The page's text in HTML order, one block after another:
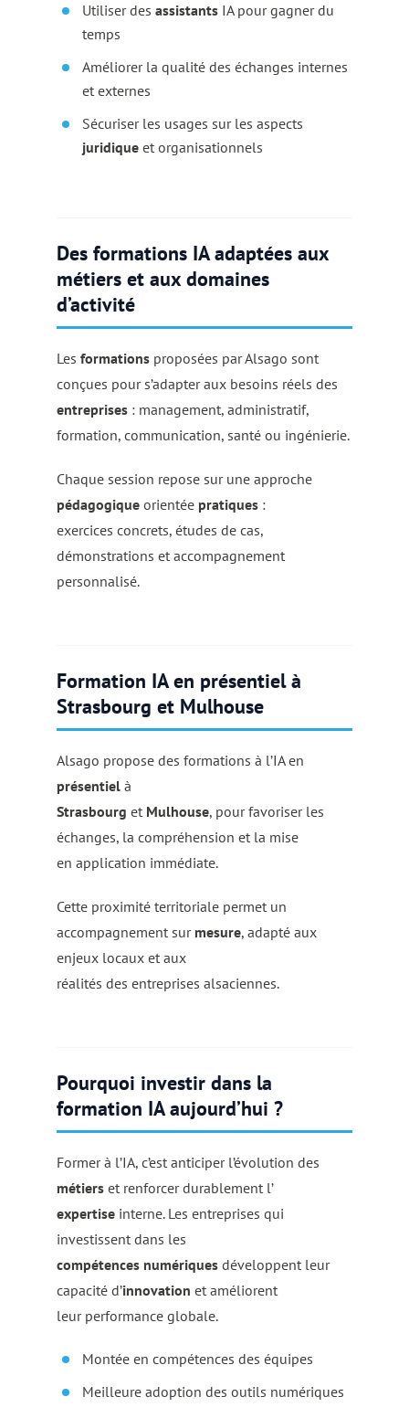
Utiliser des assistants IA pour gagner du
temps
Améliorer la qualité des échanges internes
et externes
Sécuriser les usages sur les aspects
juridique et organisationnels
Des formations IA adaptées aux
métiers et aux domaines
d’activité
Les formations proposées par Alsago sont
conçues pour s’adapter aux besoins réels des
entreprises : management, administratif,
formation, communication, santé ou ingénierie.
Chaque session repose sur une approche
pédagogique orientée pratiques :
exercices concrets, études de cas,
démonstrations et accompagnement
personnalisé.
Formation IA en présentiel à
Strasbourg et Mulhouse
Alsago propose des formations à l’IA en
présentiel à
Strasbourg et Mulhouse, pour favoriser les
échanges, la compréhension et la mise
en application immédiate.
Cette proximité territoriale permet un
accompagnement sur mesure, adapté aux
enjeux locaux et aux
réalités des entreprises alsaciennes.
Pourquoi investir dans la
formation IA aujourd’hui ?
Former à l’IA, c’est anticiper l’évolution des
métiers et renforcer durablement l’
expertise interne. Les entreprises qui
investissent dans les
compétences numériques développent leur
capacité d’innovation et améliorent
leur performance globale.
Montée en compétences des équipes
Meilleure adoption des outils numériques